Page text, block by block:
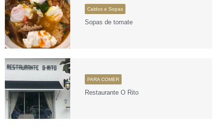
Caldos e Sopas
Sopas de tomate
PARA COMER
Restaurante O Rito